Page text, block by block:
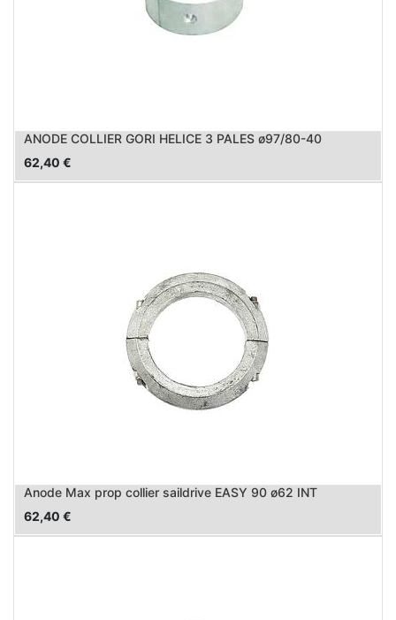
ANODE COLLIER GORI HELICE 3 PALES ø97/80-40
62,40 €
Anode Max prop collier saildrive EASY 90 ø62 INT
62,40 €